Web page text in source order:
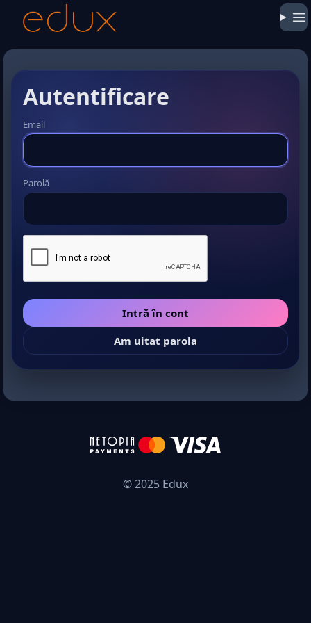
Autentificare
Email
Parolă
Intră în cont
Am uitat parola
© 2025 Edux